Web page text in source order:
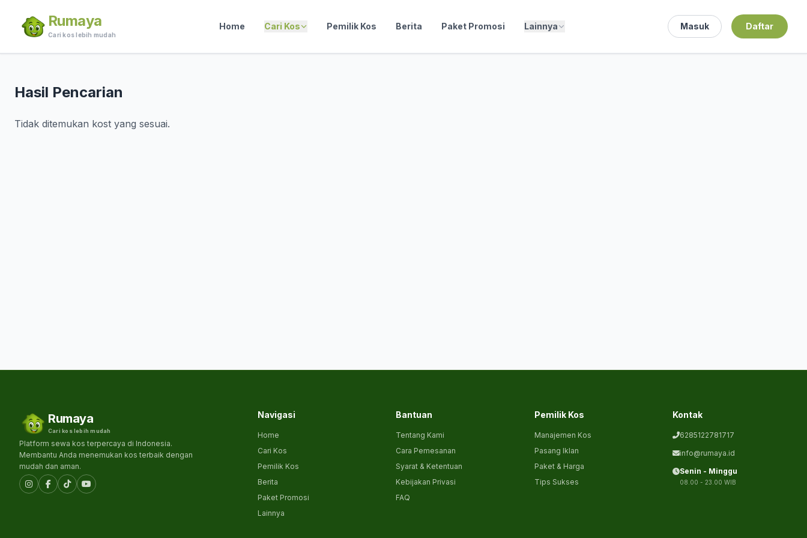
Rumaya
Cari kos lebih mudah
Home Cari Kos Pemilik Kos Berita Paket Promosi Lainnya Masuk Daftar
Hasil Pencarian
Tidak ditemukan kost yang sesuai.
Rumaya
Cari kos lebih mudah
Platform sewa kos terpercaya di Indonesia.
Membantu Anda menemukan kos terbaik dengan
mudah dan aman.
Navigasi
Home
Cari Kos
Pemilik Kos
Berita
Paket Promosi
Lainnya
Bantuan
Tentang Kami
Cara Pemesanan
Syarat & Ketentuan
Kebijakan Privasi
FAQ
Pemilik Kos
Manajemen Kos
Pasang Iklan
Paket & Harga
Tips Sukses
Kontak
6285122781717
info@rumaya.id
Senin - Minggu
08.00 - 23.00 WIB